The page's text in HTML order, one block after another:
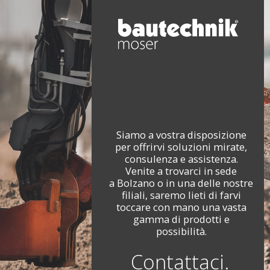
Siamo a vostra disposizione
per offrirvi soluzioni mirate,
consulenza e assistenza.
Venite a trovarci in sede
a Bolzano o in una delle nostre
filiali, saremo lieti di farvi
toccare con mano una vasta
gamma di prodotti e
possibilità.
Contattaci.